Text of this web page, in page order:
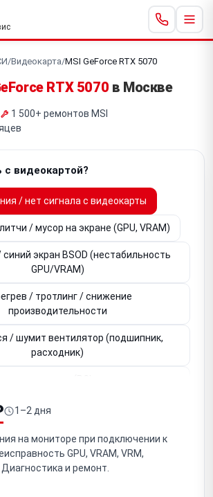
/Видеокарта/MSI GeForce RTX 5070
RTX 5070 в Москве
1 500+ ремонтов MSI
с видеокартой?
/ нет сигнала с видеокарты
/ мусор на экране (GPU, VRAM)
экран BSOD (нестабильность
GPU/VRAM)
/ тротлинг / снижение
производительности
/ шумит вентилятор (подшипник,
расходник)
HDMI / DisplayPort (один из
портов)
конденсаторы на плате
1–2 дня
на мониторе при подключении к
GPU, VRAM, VRM,
и ремонт.